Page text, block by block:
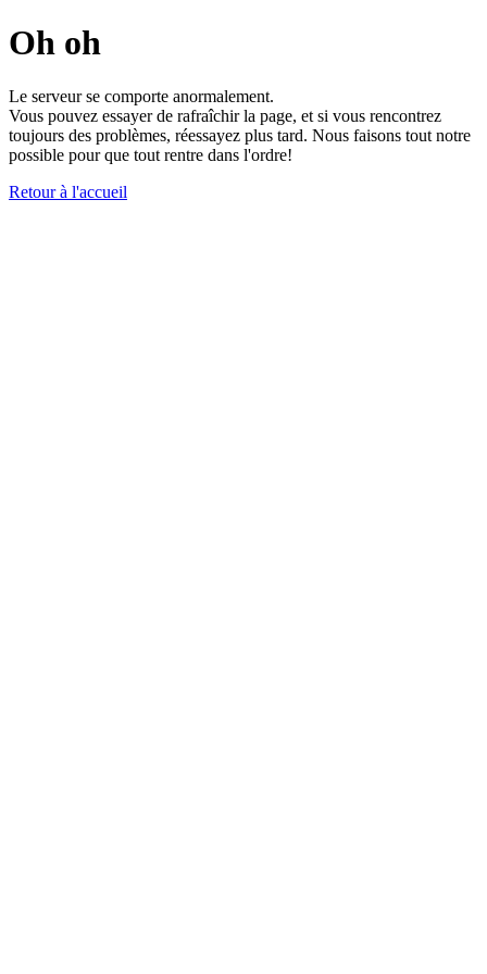
Oh oh
Le serveur se comporte anormalement.
Vous pouvez essayer de rafraîchir la page, et si vous rencontrez
toujours des problèmes, réessayez plus tard. Nous faisons tout notre
possible pour que tout rentre dans l'ordre!
Retour à l'accueil